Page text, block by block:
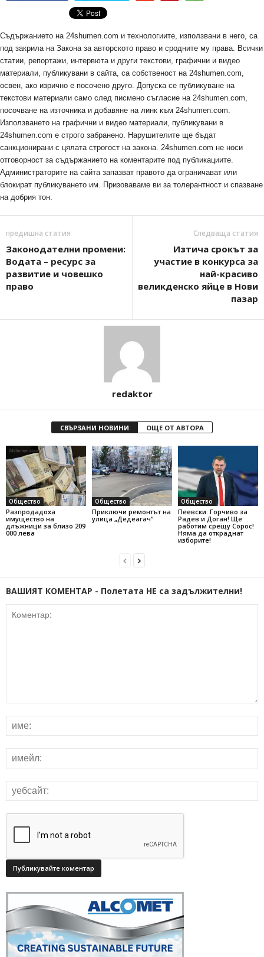
Съдържанието на 24shumen.com и технологиите, използвани в него, са
под закрила на Закона за авторското право и сродните му права. Всички
статии, репортажи, интервюта и други текстови, графични и видео
материали, публикувани в сайта, са собственост на 24shumen.com,
освен, ако изрично е посочено друго. Допуска се публикуване на
текстови материали само след писмено съгласие на 24shumen.com,
посочване на източника и добавяне на линк към 24shumen.com.
Използването на графични и видео материали, публикувани в
24shumen.com е строго забранено. Нарушителите ще бъдат
санкционирани с цялата строгост на закона. 24shumen.com не носи
отговорност за съдържанието на коментарите под публикациите.
Администраторите на сайта запазват правото да ограничават или
блокират публикуването им. Призоваваме ви за толерантност и спазване
на добрия тон.
предишна статия
Законодателни промени:
Водата – ресурс за
развитие и човешко
право
Следваща статия
Изтича срокът за
участие в конкурса за
най-красиво
великденско яйце в Нови
пазар
redaktor
СВЪРЗАНИ НОВИНИ ОЩЕ ОТ АВТОРА
Общество
Разпродадоха
имущество на
длъжници за близо 209
000 лева
Общество
Приключи ремонтът на
улица „Дедеагач“
Общество
Пеевски: Горчиво за
Радев и Доган! Ще
работим срещу Сорос!
Няма да откраднат
изборите!
ВАШИЯТ КОМЕНТАР - Полетата НЕ са задължителни!